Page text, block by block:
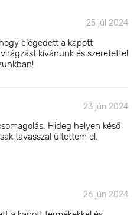
25 júl 2024
elégedett a kapott
kívánunk és szeretettel
23 jún 2024
Hideg helyen késő
tavasszal ültettem el.
26 jún 2024